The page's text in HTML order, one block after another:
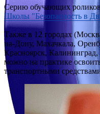
Серию обучающих
Школы "Безопасность в
Также в 12 городах
на-Дону, Махачкала,
Красноярск,
можно на практике
транспортными